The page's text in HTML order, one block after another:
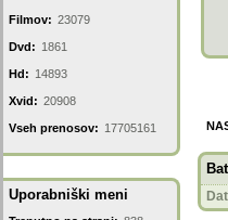
Filmov: 23079
Dvd: 1861
Hd: 14893
Xvid: 20908
Vseh prenosov: 17705161
Uporabniški meni